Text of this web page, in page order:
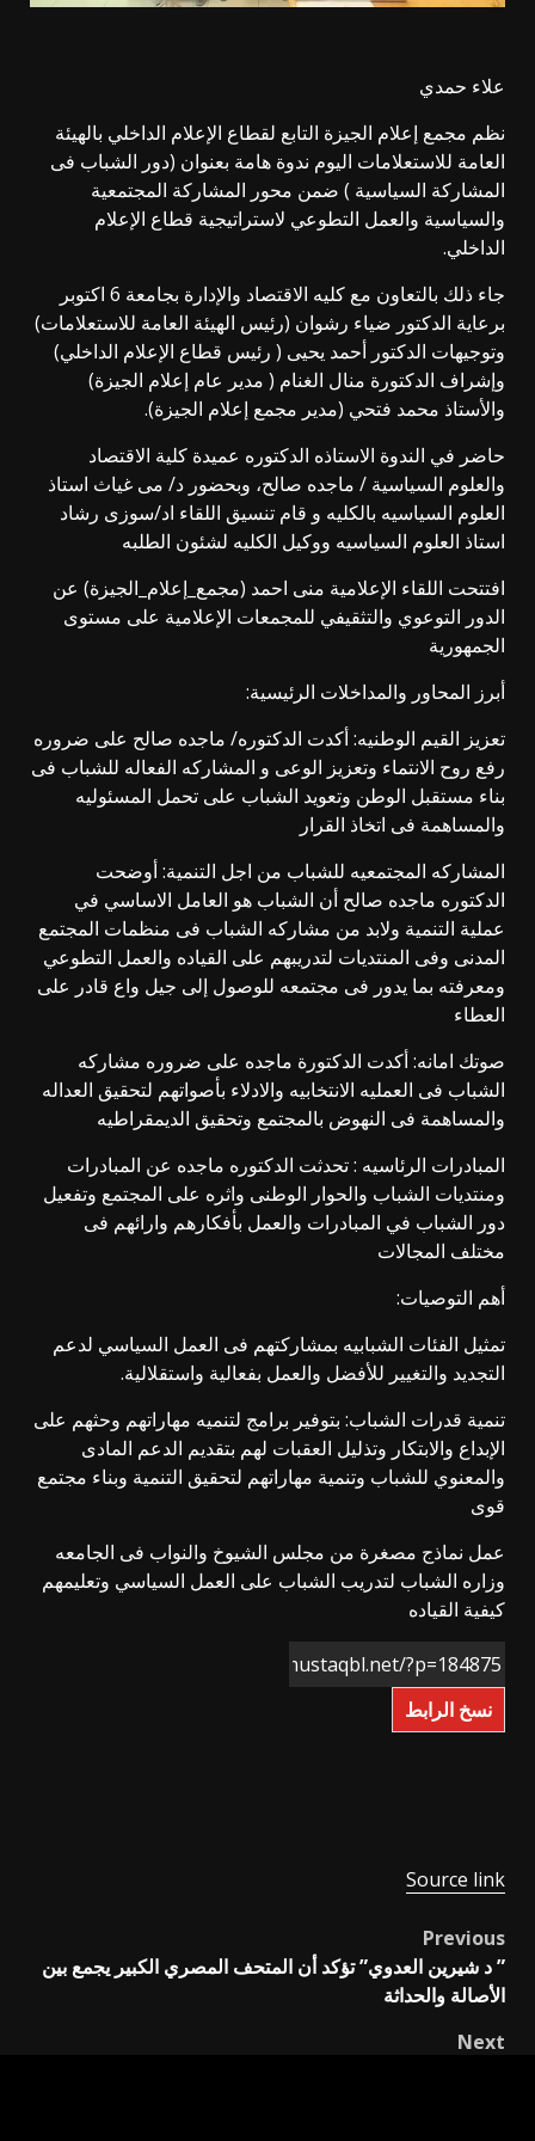
علاء حمدي
نظم مجمع إعلام الجيزة التابع لقطاع الإعلام الداخلي بالهيئة
العامة للاستعلامات اليوم ندوة هامة بعنوان (دور الشباب فى
المشاركة السياسية ) ضمن محور المشاركة المجتمعية
والسياسية والعمل التطوعي لاستراتيجية قطاع الإعلام
الداخلي.
جاء
ذلك بالتعاون مع كليه الاقتصاد والإدارة بجامعة 6 اكتوبر
برعاية الدكتور ضياء رشوان (رئيس الهيئة العامة للاستعلامات)
وتوجيهات الدكتور أحمد يحيى ( رئيس قطاع الإعلام الداخلي)
وإشراف الدكتورة منال الغنام ( مدير عام إعلام الجيزة)
والأستاذ محمد فتحي (مدير مجمع إعلام الجيزة).
حاضر في الندوة الاستاذه الدكتوره عميدة كلية الاقتصاد
والعلوم السياسية / ماجده صالح، وبحضور د/ مى غياث استاذ
العلوم السياسيه بالكليه و قام تنسيق اللقاء اد/سوزى رشاد
استاذ العلوم السياسيه ووكيل الكليه لشئون الطلبه
افتتحت اللقاء الإعلامية منى احمد (مجمع_إعلام_الجيزة) عن
الدور التوعوي والتثقيفي للمجمعات الإعلامية على مستوى
الجمهورية
أبرز المحاور والمداخلات الرئيسية:
تعزيز القيم الوطنيه: أكدت الدكتوره/ ماجده صالح على ضروره
رفع روح الانتماء وتعزيز الوعى و المشاركه الفعاله للشباب فى
بناء مستقبل الوطن وتعويد الشباب على تحمل المسئوليه
والمساهمة فى اتخاذ القرار
المشاركه المجتمعيه للشباب من اجل التنمية: أوضحت
الدكتوره ماجده صالح أن الشباب هو العامل الاساسي في
عملية التنمية ولابد من مشاركه الشباب فى منظمات المجتمع
المدنى وفى المنتديات لتدريبهم على القياده والعمل التطوعي
ومعرفته بما يدور فى مجتمعه للوصول إلى جيل واع قادر على
العطاء
صوتك امانه: أكدت الدكتورة ماجده على ضروره مشاركه
الشباب فى العمليه الانتخابيه والادلاء بأصواتهم لتحقيق العداله
والمساهمة فى النهوض بالمجتمع وتحقيق الديمقراطيه
المبادرات الرئاسيه : تحدثت الدكتوره ماجده عن المبادرات
ومنتديات الشباب والحوار الوطنى واثره على المجتمع وتفعيل
دور الشباب في المبادرات والعمل بأفكارهم وارائهم فى
مختلف المجالات
أهم التوصيات:
تمثيل الفئات الشبابيه بمشاركتهم فى العمل السياسي لدعم
التجديد والتغيير للأفضل والعمل بفعالية واستقلالية.
تنمية قدرات الشباب: بتوفير برامج لتنميه مهاراتهم وحثهم على
الإبداع والابتكار وتذليل العقبات لهم بتقديم الدعم المادى
والمعنوي للشباب وتنمية مهاراتهم لتحقيق التنمية وبناء مجتمع
قوى
عمل نماذج مصغرة من مجلس الشيوخ والنواب فى الجامعه
وزاره الشباب لتدريب الشباب على العمل السياسي وتعليمهم
كيفية القياده
نسخ الرابط
Source link
Post
navigation
Previous
” د شيرين العدوي” تؤكد أن المتحف المصري الكبير يجمع بين
الأصالة والحداثة
Next